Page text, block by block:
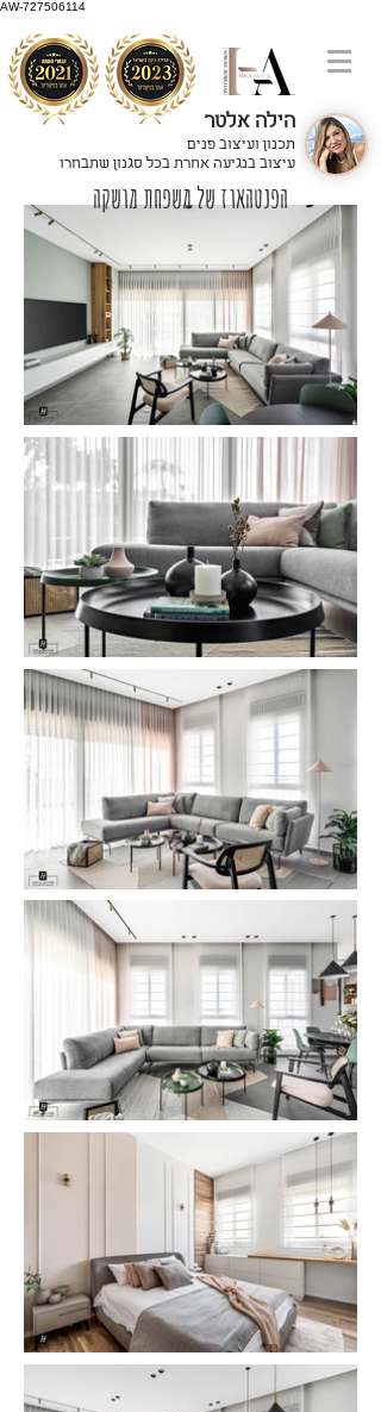
AW-727506114
הילה אלטר
תכנון ועיצוב פנים
עיצוב בנגיעה אחרת בכל סגנון שתבחרו
הפנטהאוז של משפחת מושקה